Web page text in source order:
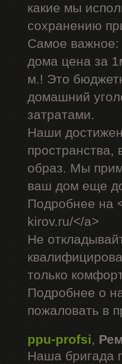
какие мы
сохранению
Самое важное:
дома цена за
м.! Это
домашний
затратами.
Наши
пространства,
образ. Мы
ваш дом еще
Подробнее на
kirov.ru/</a>
Не
только
Подробнее о
пожаловать в
ppu-profsi,
Наша бригада